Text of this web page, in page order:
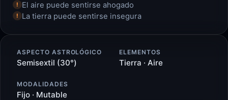
! El aire puede sentirse ahogado
! La tierra puede sentirse insegura
ASPECTO ASTROLÓGICO
Semisextil (30°)
ELEMENTOS
Tierra · Aire
MODALIDADES
Fijo · Mutable